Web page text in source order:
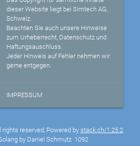
dieser Website liegt bei Simtech AG,
Schweiz.
Beachten Sie auch unsere Hinweise
zum Urheberrecht, Datenschutz und
Haftungsauschluss.
Jeder Hinweis auf Fehler nehmen wir
gerne entgegen.
IMPRESSUM
reserved, Powered by stack.ch/1.25.2
by Daniel Schmutz 1092